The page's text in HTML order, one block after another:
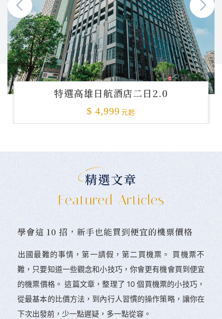
特選高雄日航酒店二日2.0
$ 4,999 元起
精選文章
Featured Articles
學會這 10 招，新手也能買到便宜的機票價格
󠀠出國最難的事情，第一請假，第二買機票。 󠀠買機票不
難，只要知道一些觀念和小技巧，你會更有機會買到便宜
的機票價格。 這篇文章，整理了 10 個買機票的小技巧，
從最基本的比價方法，到內行人習慣的操作策略，讓你在
下次出發前，少一點遲疑，多一點從容。